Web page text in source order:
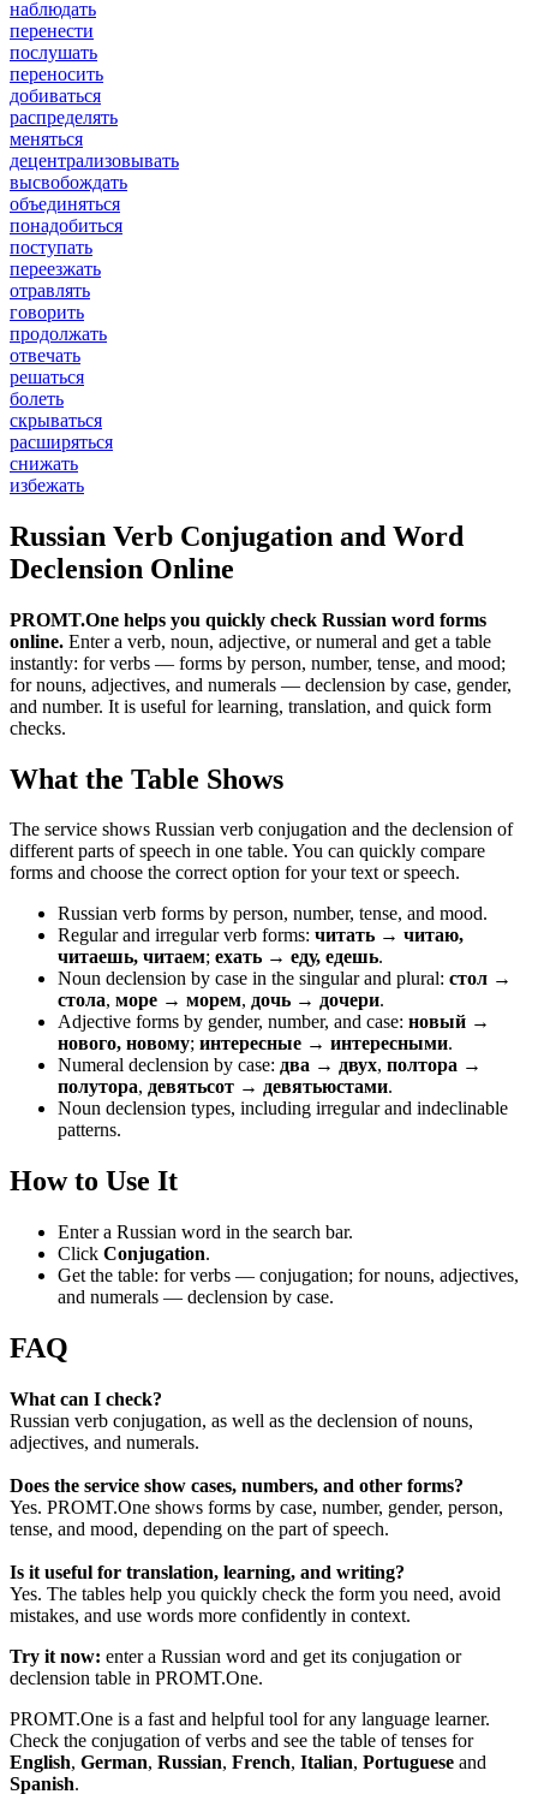
наблюдать
перенести
послушать
переносить
добиваться
распределять
меняться
децентрализовывать
высвобождать
объединяться
понадобиться
поступать
переезжать
отравлять
говорить
продолжать
отвечать
решаться
болеть
скрываться
расширяться
снижать
избежать
Russian Verb Conjugation and Word
Declension Online
PROMT.One helps you quickly check Russian word forms
online. Enter a verb, noun, adjective, or numeral and get a table
instantly: for verbs — forms by person, number, tense, and mood;
for nouns, adjectives, and numerals — declension by case, gender,
and number. It is useful for learning, translation, and quick form
checks.
What the Table Shows
The service shows Russian verb conjugation and the declension of
different parts of speech in one table. You can quickly compare
forms and choose the correct option for your text or speech.
Russian verb forms by person, number, tense, and mood.
Regular and irregular verb forms: читать → читаю,
читаешь, читаем; ехать → еду, едешь.
Noun declension by case in the singular and plural: стол →
стола, море → морем, дочь → дочери.
Adjective forms by gender, number, and case: новый →
нового, новому; интересные → интересными.
Numeral declension by case: два → двух, полтора →
полутора, девятьсот → девятьюстами.
Noun declension types, including irregular and indeclinable
patterns.
How to Use It
Enter a Russian word in the search bar.
Click Conjugation.
Get the table: for verbs — conjugation; for nouns, adjectives,
and numerals — declension by case.
FAQ
What can I check?
Russian verb conjugation, as well as the declension of nouns,
adjectives, and numerals.
Does the service show cases, numbers, and other forms?
Yes. PROMT.One shows forms by case, number, gender, person,
tense, and mood, depending on the part of speech.
Is it useful for translation, learning, and writing?
Yes. The tables help you quickly check the form you need, avoid
mistakes, and use words more confidently in context.
Try it now: enter a Russian word and get its conjugation or
declension table in PROMT.One.
PROMT.One is a fast and helpful tool for any language learner.
Check the conjugation of verbs and see the table of tenses for
English, German, Russian, French, Italian, Portuguese and
Spanish.